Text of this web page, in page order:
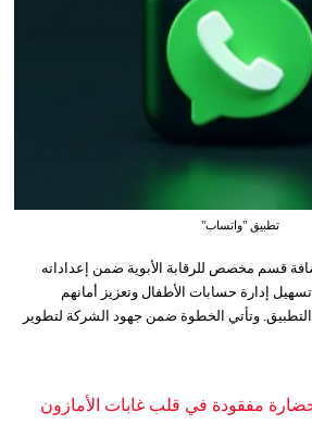
تطبيق "واتساب"
قسم مخصص للرقابة الأبوية ضمن إعداداته
إدارة حسابات الأطفال وتعزيز أمانهم
وتأتي الخطوة ضمن جهود الشركة لتطوير
مفقودة في قلب غابات الأمازون